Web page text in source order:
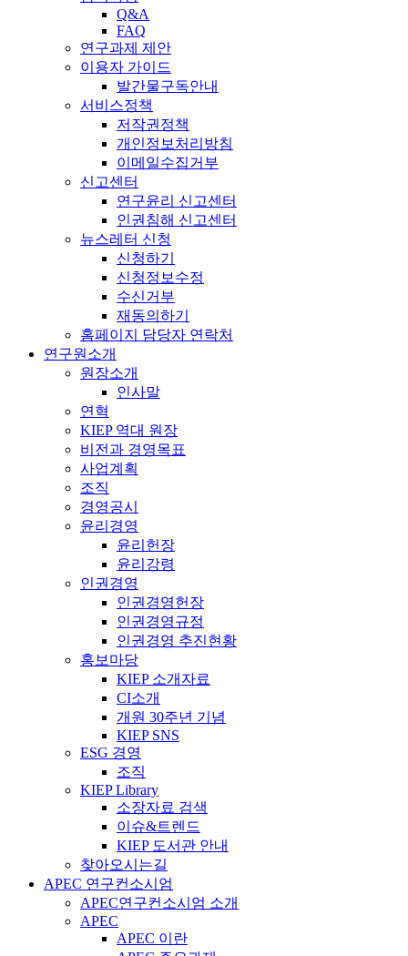
Q&A
FAQ
연구과제 제안
이용자 가이드
발간물구독안내
서비스정책
저작권정책
개인정보처리방침
이메일수집거부
신고센터
연구윤리 신고센터
인권침해 신고센터
뉴스레터 신청
신청하기
신청정보수정
수신거부
재동의하기
홈페이지 담당자 연락처
연구원소개
원장소개
인사말
연혁
KIEP 역대 원장
비전과 경영목표
사업계획
조직
경영공시
윤리경영
윤리헌장
윤리강령
인권경영
인권경영헌장
인권경영규정
인권경영 추진현황
홍보마당
KIEP 소개자료
CI소개
개원 30주년 기념
KIEP SNS
ESG 경영
조직
KIEP Library
소장자료 검색
이슈&트렌드
KIEP 도서관 안내
찾아오시는길
APEC 연구컨소시엄
APEC연구컨소시엄 소개
APEC
APEC 이란